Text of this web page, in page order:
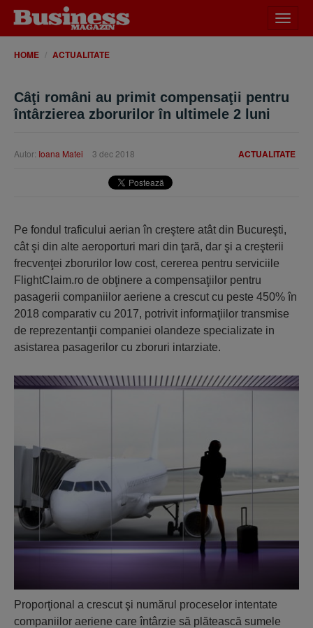
meniu
HOME ACTUALITATE
Câţi români au primit compensaţii pentru
întârzierea zborurilor în ultimele 2 luni
ACTUALITATE
Autor: Ioana Matei 3 dec 2018
Pe fondul traficului aerian în creştere atât din Bucureşti,
cât şi din alte aeroporturi mari din ţară, dar şi a creşterii
frecvenţei zborurilor low cost, cererea pentru serviciile
FlightClaim.ro de obţinere a compensaţiilor pentru
pasagerii companiilor aeriene a crescut cu peste 450% în
2018 comparativ cu 2017, potrivit informaţiilor transmise
de reprezentanţii companiei olandeze specializate in
asistarea pasagerilor cu zboruri intarziate.
Proporţional a crescut şi numărul proceselor intentate
companiilor aeriene care întârzie să plătească sumele